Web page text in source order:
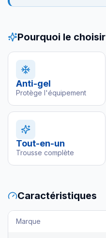
Pourquoi le choisir
Anti-gel
Protège l'équipement
Tout-en-un
Trousse complète
Caractéristiques
Marque